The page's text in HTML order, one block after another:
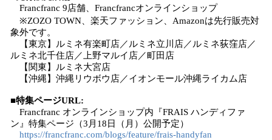
Francfranc 9店舗、Francfrancオンラインショップ
※ZOZO TOWN、楽天ファッション、Amazonは先行販売対
象外です。
【東京】ルミネ有楽町店／ルミネ立川店／ルミネ荻窪店／
ルミネ北千住店／上野マルイ店／町田店
【関東】ルミネ大宮店
【沖縄】沖縄リウボウ店／イオンモール沖縄ライカム店
■特集ページURL:
Francfranc オンラインショップ内『FRAIS ハンディファ
ン』特集ページ（3月18日（月）公開予定）
https://francfranc.com/blogs/feature/frais-handyfan